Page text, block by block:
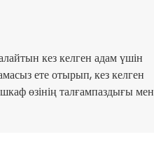
кез келген адам үшін
ете отырып, кез келген
өзінің талғампаздығы мен